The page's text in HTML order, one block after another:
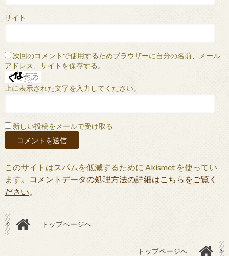
サイト
次回のコメントで使用するためブラウザーに自分の名前、メール
アドレス、サイトを保存する。
上に表示された文字を入力してください。
新しい投稿をメールで受け取る
このサイトはスパムを低減するために Akismet を使ってい
ます。
コメントデータの処理方法の詳細はこちらをご覧く
ださい。
トップページへ
トップページへ